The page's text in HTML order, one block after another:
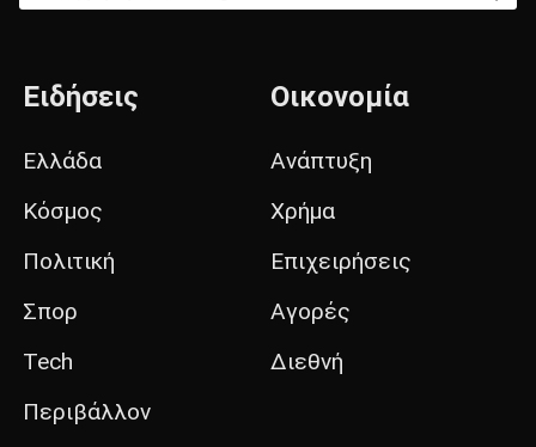
Ειδήσεις
Ελλάδα
Κόσμος
Πολιτική
Σπορ
Tech
Περιβάλλον
Οικονομία
Ανάπτυξη
Χρήμα
Επιχειρήσεις
Αγορές
Διεθνή